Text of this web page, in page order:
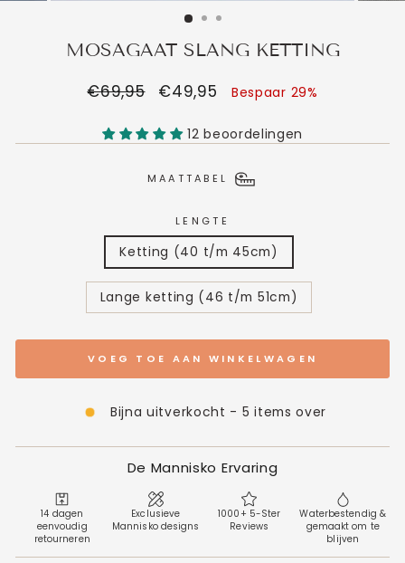
MOSAGAAT SLANG KETTING
Normale
€69,95 Verkoopprijs
€49,95 Bespaar 29%
12 beoordelingen
MAATTABEL
LENGTE
Ketting (40 t/m 45cm)
Lange ketting (46 t/m 51cm)
VOEG TOE AAN WINKELWAGEN
Bijna uitverkocht - 5 items over
De Mannisko Ervaring
14 dagen
eenvoudig
retourneren
Exclusieve
Mannisko designs
1000+ 5-Ster
Reviews
Waterbestendig &
gemaakt om te
blijven